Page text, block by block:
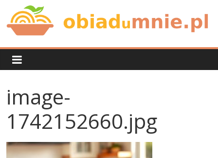
content
Obiad
u
mnie
image-
1742152660.jpg